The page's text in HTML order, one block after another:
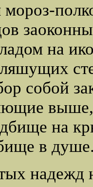
мороз-
на
собой
выше,
на
в
надежд